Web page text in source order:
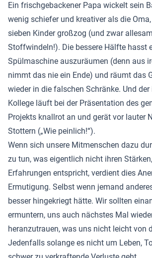
Ein frischgebackener Papa wickelt sein
wenig schiefer und kreativer als die
sieben Kinder großzog (und zwar
Stoffwindeln!). Die bessere Hälfte hasst
Spülmaschine auszuräumen (denn aus
nimmt das nie ein Ende) und räumt das
wieder in die falschen Schränke. Und
Kollege läuft bei der Präsentation des
Projekts knallrot an und gerät vor lauter
Stottern („Wie peinlich!“).
Wenn sich unsere Mitmenschen dazu
zu tun, was eigentlich nicht ihren
Erfahrungen entspricht, verdient dies
Ermutigung. Selbst wenn jemand
besser hingekriegt hätte. Wir sollten
ermuntern, uns auch nächstes Mal
heranzutrauen, was uns nicht leicht von
Jedenfalls solange es nicht um Leben,